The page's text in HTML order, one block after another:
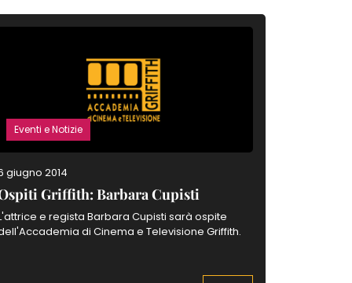
Eventi e Notizie
giugno 2014
Griffith: Barbara Cupisti
e regista Barbara Cupisti sarà ospite
di Cinema e Televisione Griffith.